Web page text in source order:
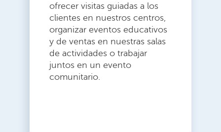
ofrecer visitas guiadas a los
clientes en nuestros centros,
organizar eventos educativos
y de ventas en nuestras salas
de actividades o trabajar
juntos en un evento
comunitario.